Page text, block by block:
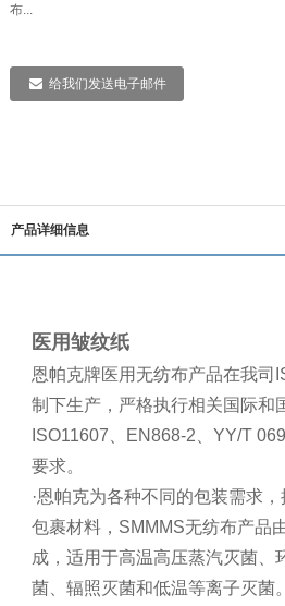
布...
给我们发送电子邮件
产品详细信息
医用皱纹纸
恩帕克牌医用无纺布产品在我司
制下生产，严格执行相关国际和
ISO11607、EN868-2、YY/T
要求。
·恩帕克为各种不同的包装需求
包裹材料，SMMMS无纺布产品
成，适用于高温高压蒸汽灭菌、
菌、辐照灭菌和低温等离子灭菌。